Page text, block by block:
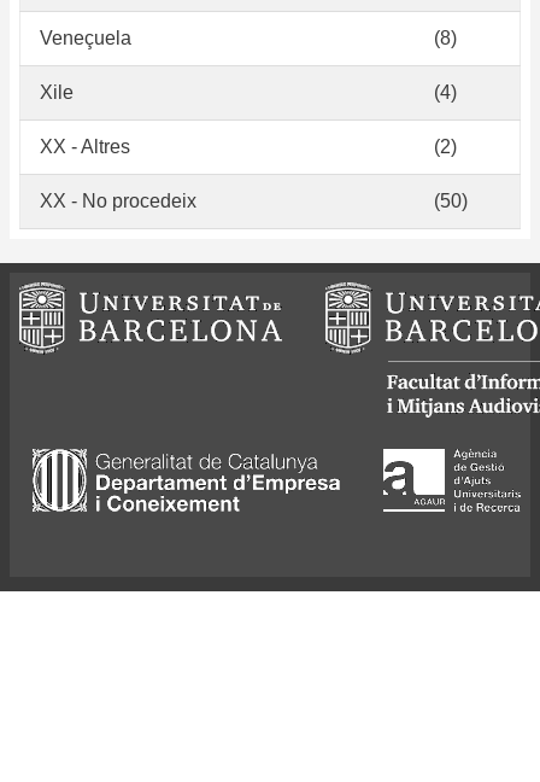
Veneçuela (8)
Xile (4)
XX - Altres (2)
XX - No procedeix (50)